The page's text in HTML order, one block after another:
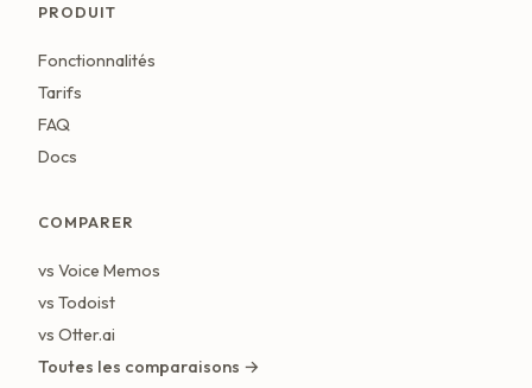
PRODUIT
Fonctionnalités
Tarifs
FAQ
Docs
COMPARER
vs Voice Memos
vs Todoist
vs Otter.ai
Toutes les comparaisons →